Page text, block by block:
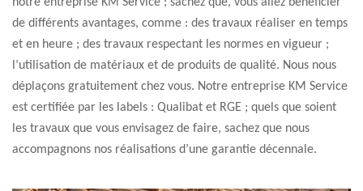
de différents avantages, comme : des travaux réaliser en temps
et en heure ; des travaux respectant les normes en vigueur ;
l’utilisation de matériaux et de produits de qualité. Nous nous
déplaçons gratuitement chez vous. Notre entreprise KM Service
est certifiée par les labels : Qualibat et RGE ; quels que soient
les travaux que vous envisagez de faire, sachez que nous
accompagnons nos réalisations d’une garantie décennale.